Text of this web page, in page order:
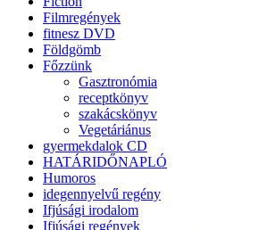
Filmregények
fitnesz DVD
Földgömb
Főzzünk
Gasztronómia
receptkönyv
szakácskönyv
Vegetáriánus
gyermekdalok CD
HATÁRIDŐNAPLÓ
Humoros
idegennyelvű regény
Ifjúsági irodalom
Ifjúsági regények